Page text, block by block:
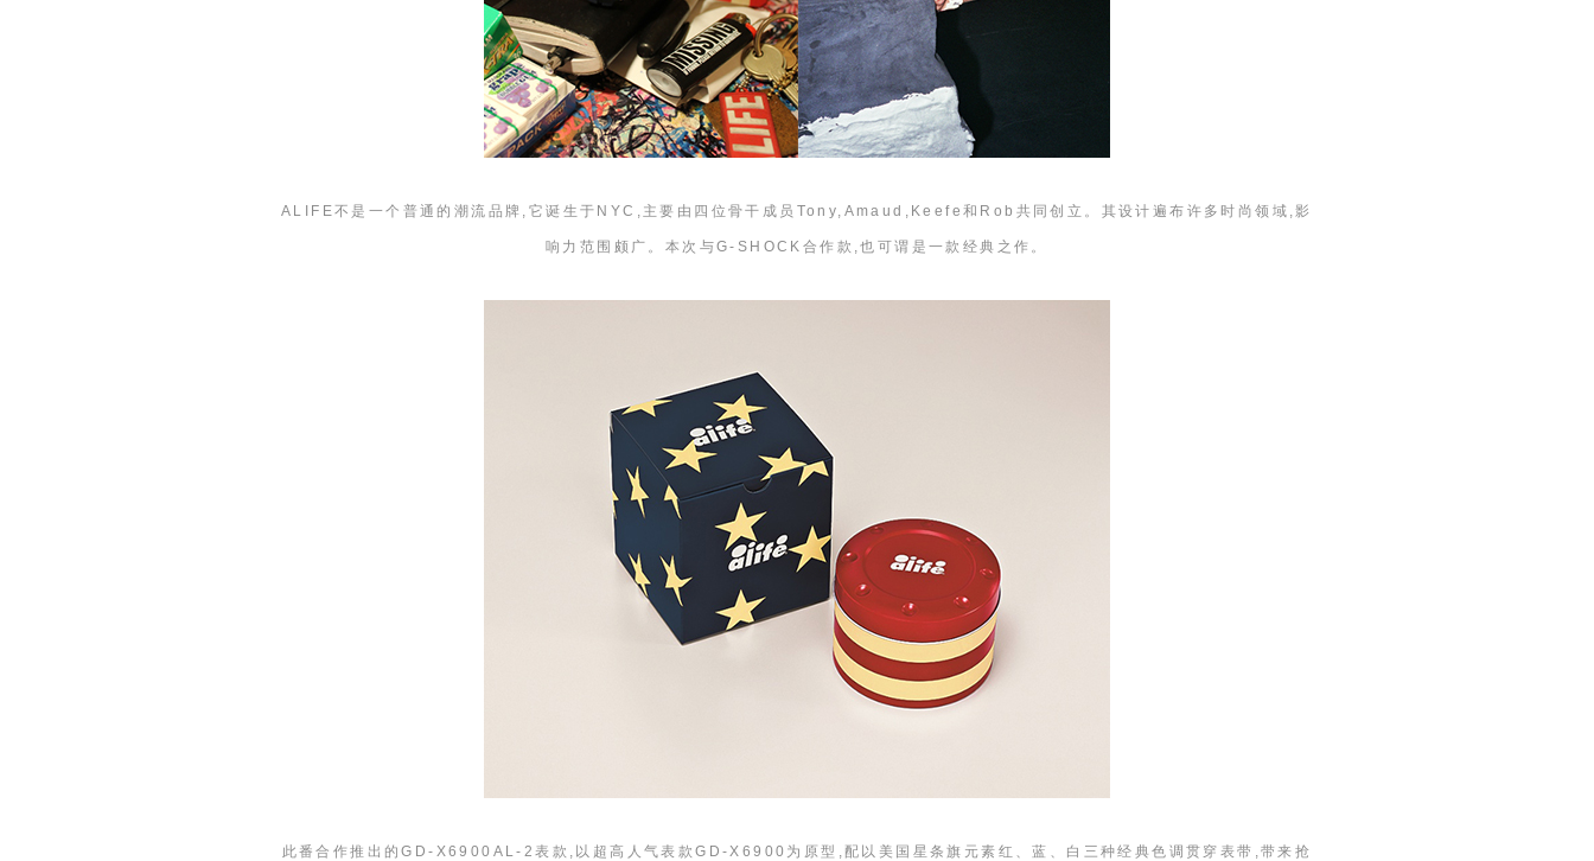
ALIFE不是一个普通的潮流品牌,它诞生于NYC,主要由四位骨干成员Tony,Amaud,Keefe和Rob共同创立。其设计遍布许多时尚领域,影
响力范围颇广。本次与G-SHOCK合作款,也可谓是一款经典之作。
此番合作推出的GD-X6900AL-2表款,以超高人气表款GD-X6900为原型,配以美国星条旗元素红、蓝、白三种经典色调贯穿表带,带来抢